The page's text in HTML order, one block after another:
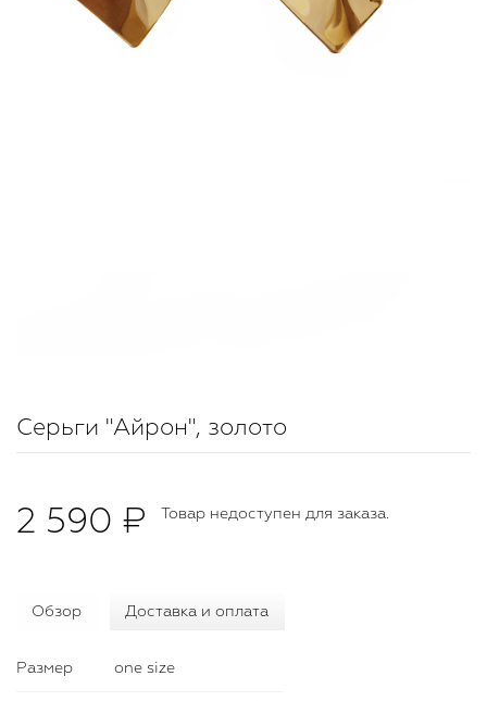
Серьги "Айрон", золото
2 590 ₽ Товар недоступен для заказа.
Обзор Доставка и оплата
Размер one size